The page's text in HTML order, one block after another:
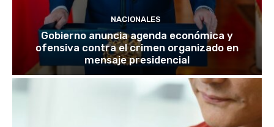
NACIONALES
Gobierno anuncia agenda económica y
ofensiva contra el crimen organizado en
mensaje presidencial